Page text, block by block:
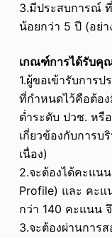
3.มีประสบการณ์
น้อยกว่า 5 ปี (อย่า
เกณฑ์การได้รับคุ
1.ผู้ขอเข้ารับการ
ที่กำหนดไว้คือต้อ
ต่ำระดับ ปวช. หรื
เกี่ยวข้องกับการบ
เนื่อง)
2.จะต้องได้คะแน
Profile) และ คะ
กว่า 140 คะแนน
3.จะต้องผ่านกา